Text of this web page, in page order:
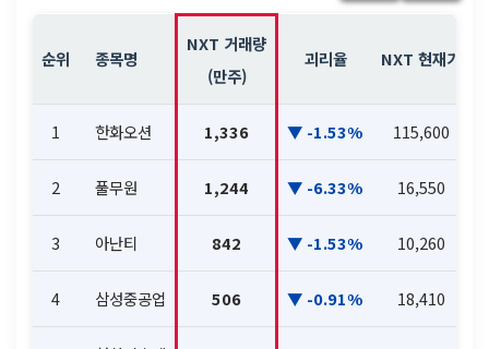
순위 종목명
NXT 거래량
(만주)
괴리율 NXT 현재가
1 한화오션 1,336 -1.53% 115,600
2 풀무원 1,244 -6.33% 16,550
3 아난티 842 -1.53% 10,260
4 삼성중공업 506 -0.91% 18,410